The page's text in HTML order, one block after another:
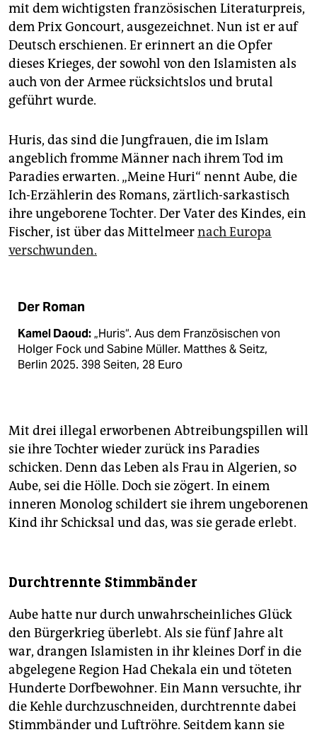
mit dem wichtigsten französischen Literaturpreis,
dem Prix Goncourt, ausgezeichnet. Nun ist er auf
Deutsch erschienen. Er erinnert an die Opfer
dieses Krieges, der sowohl von den Islamisten als
auch von der Armee rücksichtslos und brutal
geführt wurde.
Huris, das sind die Jungfrauen, die im Islam
angeblich fromme Männer nach ihrem Tod im
Paradies erwarten. „Meine Huri“ nennt Aube, die
Ich-Erzählerin des Romans, zärtlich-sarkastisch
ihre ungeborene Tochter. Der Vater des Kindes, ein
Fischer, ist über das Mittelmeernach Europa
verschwunden.
Der Roman
Kamel Daoud:„Huris“. Aus dem Französischen von
Holger Fock und Sabine Müller. Matthes & Seitz,
Berlin 2025. 398 Seiten, 28 Euro
Mit drei illegal erworbenen Abtreibungspillen will
sie ihre Tochter wieder zurück ins Paradies
schicken. Denn das Leben als Frau in Algerien, so
Aube, sei die Hölle. Doch sie zögert. In einem
inneren Monolog schildert sie ihrem ungeborenen
Kind ihr Schicksal und das, was sie gerade erlebt.
Durchtrennte Stimmbänder
Aube hatte nur durch unwahrscheinliches Glück
den Bürgerkrieg überlebt. Als sie fünf Jahre alt
war, drangen Islamisten in ihr kleines Dorf in die
abgelegene Region Had Chekala ein und töteten
Hunderte Dorfbewohner. Ein Mann versuchte, ihr
die Kehle durchzuschneiden, durchtrennte dabei
Stimmbänder und Luftröhre. Seitdem kann sie